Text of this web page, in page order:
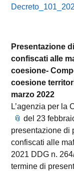
Presentazione
confiscati alle
coesione-
coesione
marzo 2022
L’agenzia per la
del 23
presentazione di
confiscati alle
2021 DDG n.
termine di